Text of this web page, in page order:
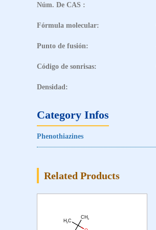
Núm. De CAS :
Fórmula molecular:
Punto de fusión:
Código de sonrisas:
Densidad:
Category Infos
Phenothiazines
Related Products